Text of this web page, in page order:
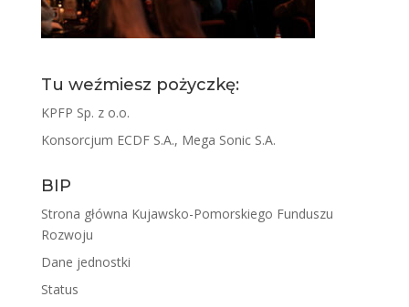
Tu weźmiesz pożyczkę:
KPFP Sp. z o.o.
Konsorcjum ECDF S.A., Mega Sonic S.A.
BIP
Strona główna Kujawsko-Pomorskiego Funduszu
Rozwoju
Dane jednostki
Status